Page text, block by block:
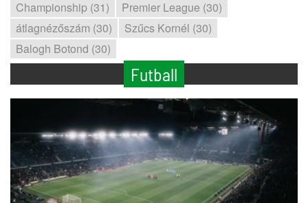
Championship (31)
Premier League (30)
átlagnézőszám (30)
Szűcs Kornél (30)
Balogh Botond (30)
Futball